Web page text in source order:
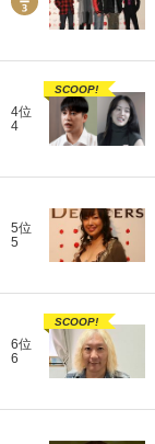
4位
4
SCOOP!
5位
5
6位
6
SCOOP!